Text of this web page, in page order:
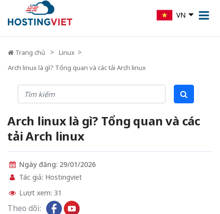
VN
Trang chủ
Linux
Arch linux là gì? Tổng quan và các tải Arch linux
Arch linux là gì? Tổng quan và các
tải Arch linux
Ngày đăng: 29/01/2026
Tác giả: Hostingviet
Lượt xem: 31
Theo dõi: